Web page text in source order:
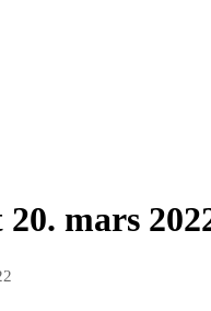
mars